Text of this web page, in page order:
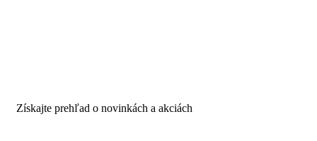
Získajte prehľad o novinkách a akciách